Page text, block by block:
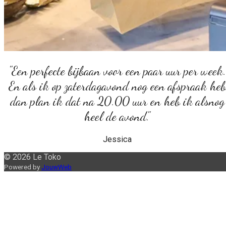
"Een perfecte bijbaan voor een paar uur per week.
En als ik op zaterdagavond nog een afspraak heb
dan plan ik dat na 20.00 uur en heb ik alsnog
heel de avond."
Jessica
© 2026 Le Toko
Powered by JouwWeb